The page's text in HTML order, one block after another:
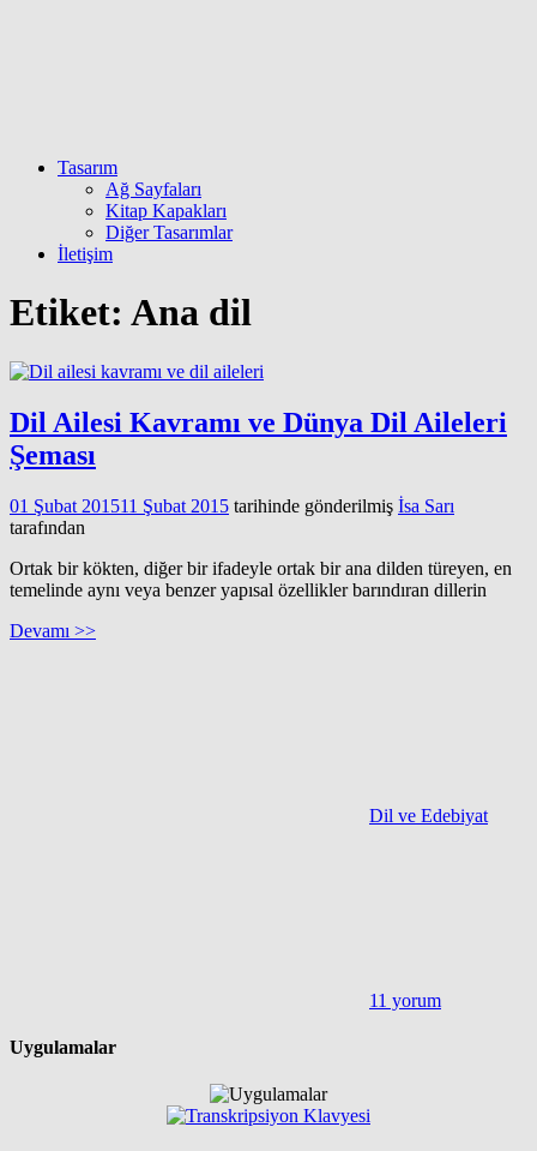
Tasarım
Ağ Sayfaları
Kitap Kapakları
Diğer Tasarımlar
İletişim
Etiket: Ana dil
Dil Ailesi Kavramı ve Dünya Dil Aileleri
Şeması
01 Şubat 201511 Şubat 2015 tarihinde gönderilmiş İsa Sarı
tarafından
Ortak bir kökten, diğer bir ifadeyle ortak bir ana dilden türeyen, en
temelinde aynı veya benzer yapısal özellikler barındıran dillerin
Devamı >>
Dil ve Edebiyat
11 yorum
Uygulamalar